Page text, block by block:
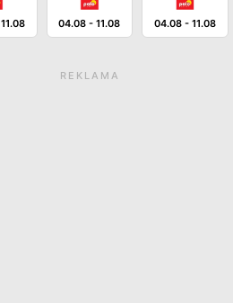
11.08 04.08 -11.08 04.08 -11.08
REKLAMA